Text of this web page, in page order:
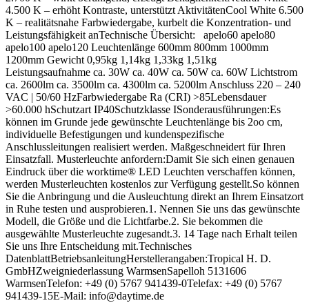
4.500 K – erhöht Kontraste, unterstützt AktivitätenCool White 6.500
K – realitätsnahe Farbwiedergabe, kurbelt die Konzentration- und
Leistungsfähigkeit anTechnische Übersicht: apelo60 apelo80
apelo100 apelo120 Leuchtenlänge 600mm 800mm 1000mm
1200mm Gewicht 0,95kg 1,14kg 1,33kg 1,51kg
Leistungsaufnahme ca. 30W ca. 40W ca. 50W ca. 60W Lichtstrom
ca. 2600lm ca. 3500lm ca. 4300lm ca. 5200lm Anschluss 220 – 240
VAC | 50/60 HzFarbwiedergabe Ra (CRI) >85Lebensdauer
>60.000 hSchutzart IP40Schutzklasse ISonderausführungen:Es
können im Grunde jede gewünschte Leuchtenlänge bis 2oo cm,
individuelle Befestigungen und kundenspezifische
Anschlussleitungen realisiert werden. Maßgeschneidert für Ihren
Einsatzfall. Musterleuchte anfordern:Damit Sie sich einen genauen
Eindruck über die worktime® LED Leuchten verschaffen können,
werden Musterleuchten kostenlos zur Verfügung gestellt.So können
Sie die Anbringung und die Ausleuchtung direkt an Ihrem Einsatzort
in Ruhe testen und ausprobieren.1. Nennen Sie uns das gewünschte
Modell, die Größe und die Lichtfarbe.2. Sie bekommen die
ausgewählte Musterleuchte zugesandt.3. 14 Tage nach Erhalt teilen
Sie uns Ihre Entscheidung mit.Technisches
DatenblattBetriebsanleitungHerstellerangaben:Tropical H. D.
GmbHZweigniederlassung WarmsenSapelloh 5131606
WarmsenTelefon: +49 (0) 5767 941439-0Telefax: +49 (0) 5767
941439-15E-Mail: info@daytime.de